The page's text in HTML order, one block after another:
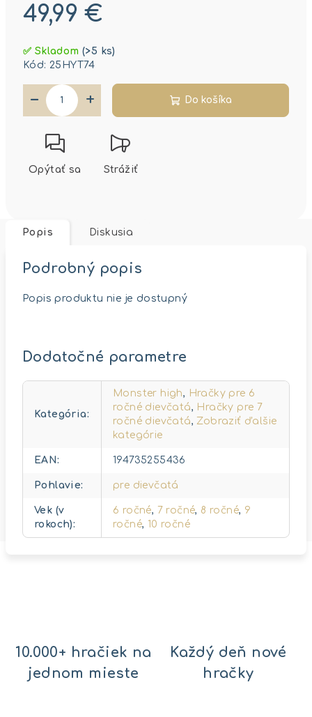
49,99 €
cena:
✅ Skladom(>5 ks)
Kód: 25HYT74
+
− Do košíka
Opýtať sa Strážiť
Popis Diskusia
Podrobný popis
Popis produktu nie je dostupný
Dodatočné parametre
Kategória:
Monster high, Hračky pre 6
ročné dievčatá, Hračky pre 7
ročné dievčatá, Zobraziť ďalšie
kategórie
EAN: 194735255436
Pohlavie: pre dievčatá
Vek (v
rokoch):
6 ročné, 7 ročné, 8 ročné, 9
ročné, 10 ročné
10.000+ hračiek na
jednom mieste
Každý deň nové
hračky